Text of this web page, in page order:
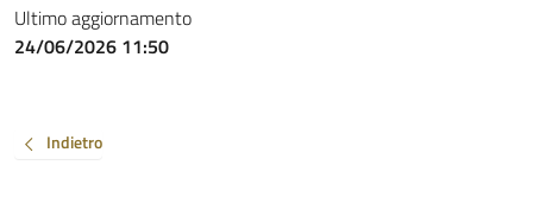
Ultimo aggiornamento
24/06/2026 11:50
Indietro